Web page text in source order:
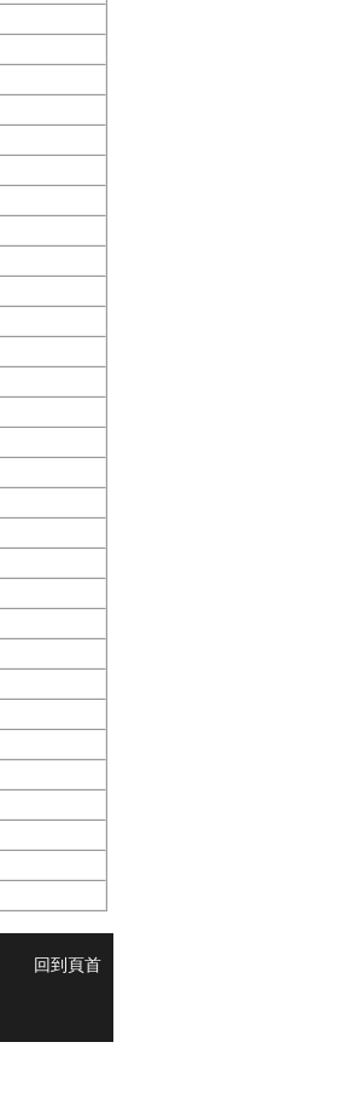
回到頁首